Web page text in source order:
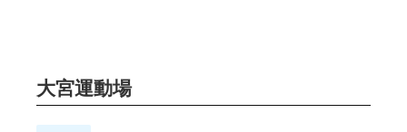
大宮運動場